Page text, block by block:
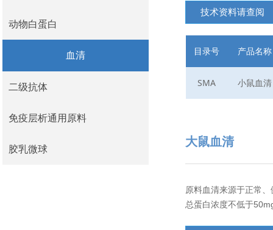
技术资料请查阅
目录号 产品名称
SMA 小鼠血清
大鼠血清
原料血清来源于正常
总蛋白浓度不低于
动物球蛋白
动物白蛋白
血清
二级抗体
二级抗体
免疫层析通用原料
免疫层析通用原料
胶乳微球